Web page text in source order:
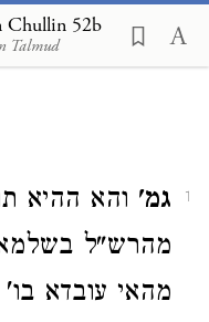
Chullin 52b
Talmud
1 גמ' והא ההיא
מהרש"ל
מהאי עובדא